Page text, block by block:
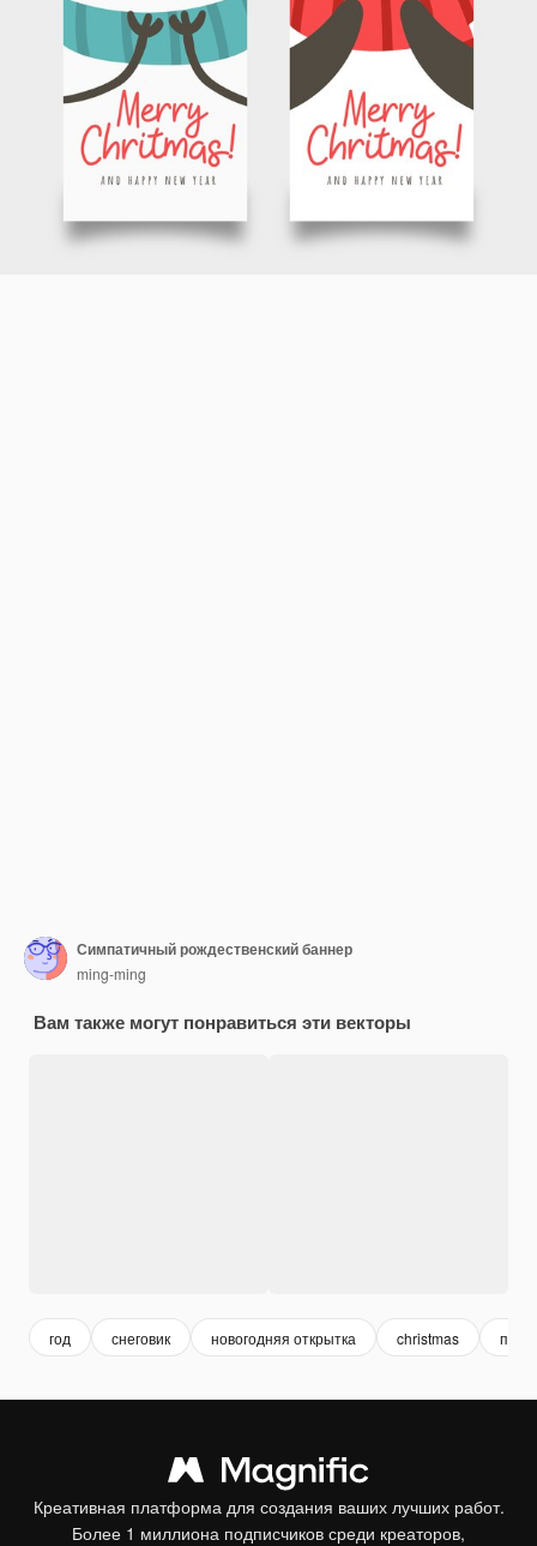
Симпатичный рождественский баннер
ming-ming
Вам также могут понравиться эти векторы
год снеговик новогодняя открытка christmas
Креативная платформа для создания ваших лучших работ.
Более 1 миллиона подписчиков среди креаторов,